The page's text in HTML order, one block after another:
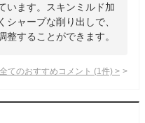
います。スキンミルド加
ャープな削り出しで、
整することができます。
全てのおすすめコメント (1 件) >